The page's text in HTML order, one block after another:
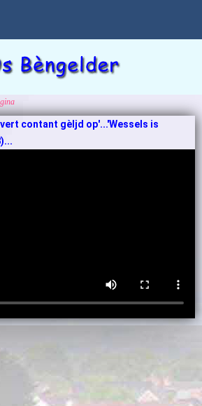
contant gèljd op'...'Wessels is